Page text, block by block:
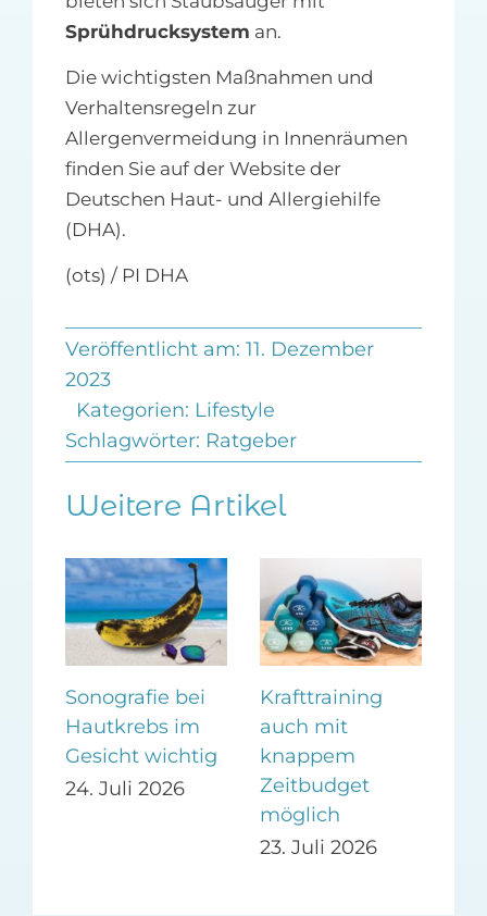
Sprühdrucksystem an.
Die wichtigsten Maßnahmen und
Verhaltensregeln zur
Allergenvermeidung in Innenräumen
finden Sie auf der Website der
Deutschen Haut- und Allergiehilfe
(DHA).
(ots) / PI DHA
Veröffentlicht am: 11. Dezember
2023
Kategorien: Lifestyle
Schlagwörter: Ratgeber
Weitere Artikel
Sonografie bei
Hautkrebs im
Gesicht wichtig
24. Juli 2026
Krafttraining
auch mit
knappem
Zeitbudget
möglich
23. Juli 2026